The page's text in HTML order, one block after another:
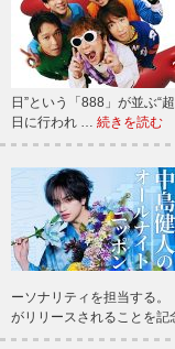
日”という「888」が並ぶ“
日に行われ … 続きを読む
ーソナリティを担当する
がリリースされることを記